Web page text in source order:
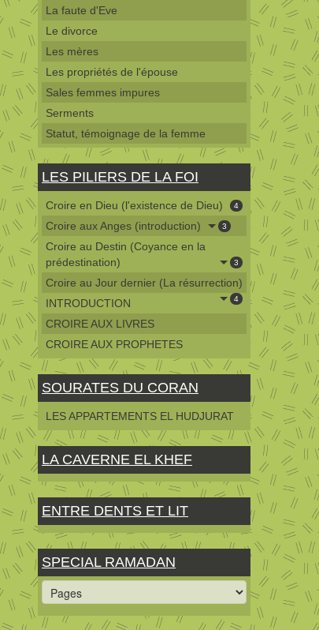
La faute d'Eve
Le divorce
Les mères
Les propriétés de l'épouse
Sales femmes impures
Serments
Statut, témoignage de la femme
LES PILIERS DE LA FOI
Croire en Dieu (l'existence de Dieu) 4
Croire aux Anges (introduction) 3
Croire au Destin (Coyance en la
prédestination)
3
Croire au Jour dernier (La résurrection)
4
INTRODUCTION
CROIRE AUX LIVRES
CROIRE AUX PROPHETES
SOURATES DU CORAN
LES APPARTEMENTS EL HUDJURAT
LA CAVERNE EL KHEF
ENTRE DENTS ET LIT
SPECIAL RAMADAN